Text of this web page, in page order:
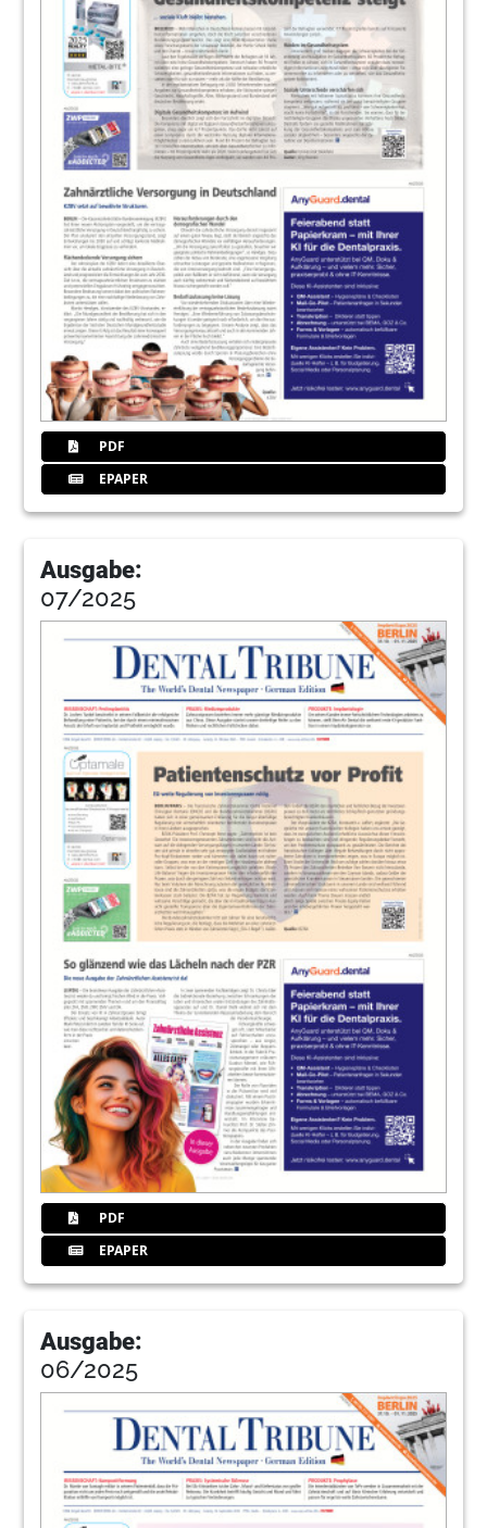
PDF
EPAPER
Ausgabe:
07/2025
PDF
EPAPER
Ausgabe:
06/2025